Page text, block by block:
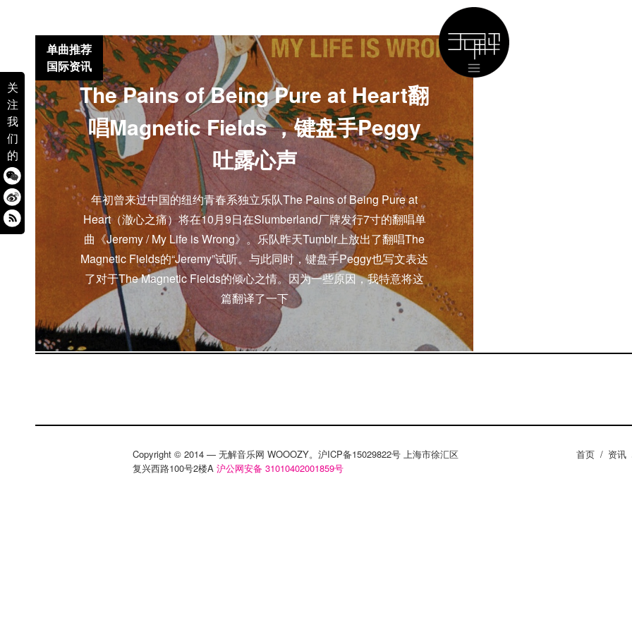
关
注
我
们
的
The Pains of Being Pure at Heart翻
唱Magnetic Fields ，键盘手Peggy
吐露心声
年初曾来过中国的纽约青春系独立乐队The Pains of Being Pure at
Heart（澈心之痛）将在10月9日在Slumberland厂牌发行7寸的翻唱单
曲《Jeremy / My Life is Wrong》。乐队昨天Tumblr上放出了翻唱The
Magnetic Fields的“Jeremy”试听。与此同时，键盘手Peggy也写文表达
了对于The Magnetic Fields的倾心之情。因为一些原因，我特意将这
篇翻译了一下
单曲推荐
国际资讯
Copyright © 2014 — 无解音乐网 WOOOZY。沪ICP备15029822号 上海市徐汇区
复兴西路100号2楼A 沪公网安备 31010402001859号
首页 / 资讯